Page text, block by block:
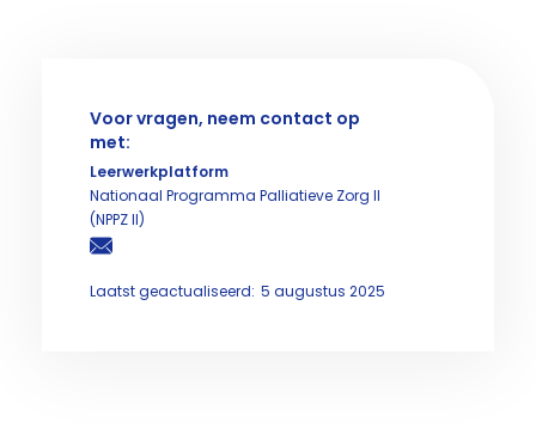
Voor vragen, neem contact op
met:
Leerwerkplatform
Nationaal Programma Palliatieve Zorg II
(NPPZ II)
Laatst geactualiseerd: 5 augustus 2025